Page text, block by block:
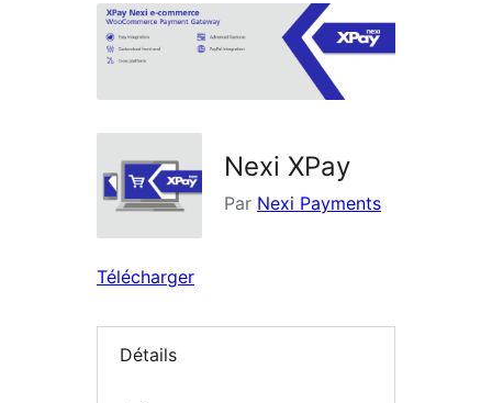
Nexi XPay
Par Nexi Payments
Télécharger
Détails